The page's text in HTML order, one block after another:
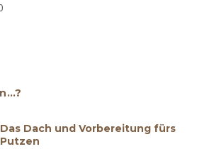
Das Dach und Vorbereitung fürs
Putzen